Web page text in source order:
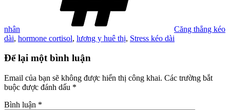
nhân
Căng thẳng kéo
dài, hormone cortisol, lương y huê thị, Stress kéo dài
Để lại một bình luận
Email của bạn sẽ không được hiển thị công khai. Các trường bắt
buộc được đánh dấu *
Bình luận *